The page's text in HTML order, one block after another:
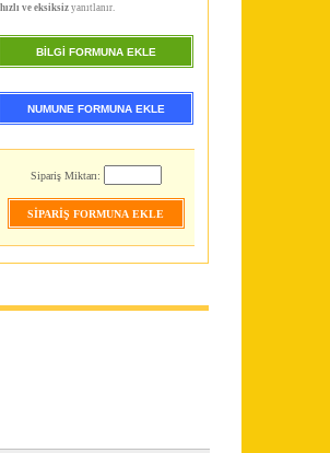
hızlı ve eksiksiz yanıtlanır.
BİLGİ FORMUNA EKLE
NUMUNE FORMUNA EKLE
Sipariş Miktarı: